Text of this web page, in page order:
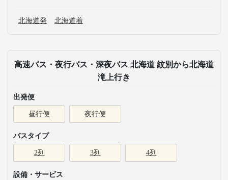
北海道発 北海道着
高速バス・夜行バス・深夜バス 北海道 紋別から北海道
滝上行き
出発便
昼行便 夜行便
バスタイプ
2列 3列 4列
設備・サービス